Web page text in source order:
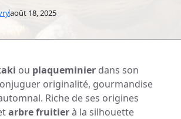
août 18, 2025
ou plaqueminier dans son
originalité, gourmandise
Riche de ses origines
arbre fruitierà la silhouette